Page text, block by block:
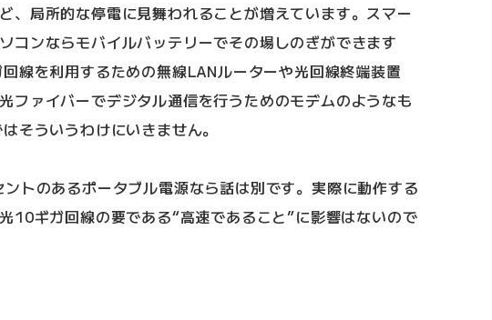
、局所的な停電に見舞われることが増えています。スマー
コンならモバイルバッテリーでその場しのぎができます
線を利用するための無線LANルーターや光回線終端装置
ファイバーでデジタル通信を行うためのモデムのようなも
そういうわけにいきません。
トのあるポータブル電源なら話は別です。実際に動作する
10ギガ回線の要である“高速であること”に影響はないので